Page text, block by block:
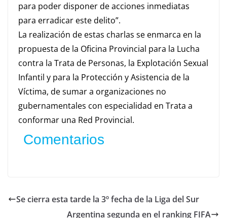
para poder disponer de acciones inmediatas
para erradicar este delito”.
La realización de estas charlas se enmarca en la
propuesta de la Oficina Provincial para la Lucha
contra la Trata de Personas, la Explotación Sexual
Infantil y para la Protección y Asistencia de la
Víctima, de sumar a organizaciones no
gubernamentales con especialidad en Trata a
conformar una Red Provincial.
Comentarios
Se cierra esta tarde la 3º fecha de la Liga del Sur
Argentina segunda en el ranking FIFA